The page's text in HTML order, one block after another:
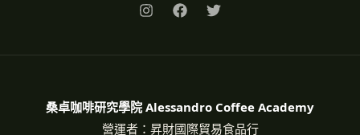
桑卓咖啡研究學院 Alessandro Coffee Academy
營運者：昇財國際貿易食品行